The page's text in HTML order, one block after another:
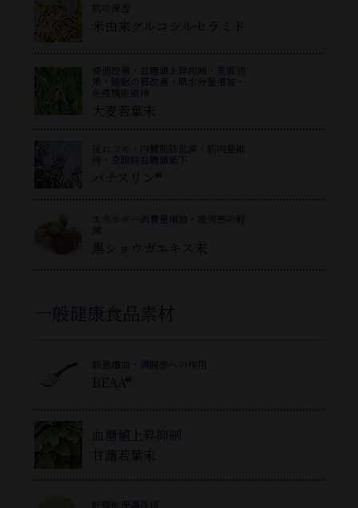
肌の保湿
米由来グルコシルセラミド
便通改善・血糖値上昇抑制・美肌効
果・睡眠の質改善・肌水分量増加・
免疫機能維持
大麦若葉末
抗ロコモ・内臓脂肪低減・筋肉量維
持・空腹時血糖値低下
バナスリン®
エネルギー消費量増加・疲労感の軽
減
黒ショウガエキス末
一般健康食品素材
筋量増加・満腹感への作用
BEAA®
血糖値上昇抑制
甘藷若葉末
肝機能保護作用